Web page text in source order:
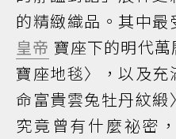
的精緻織品。其中
皇帝 寶座下的明代
寶座地毯〉，以及
命富貴雲兔牡丹紋
究竟曾有什麼祕密